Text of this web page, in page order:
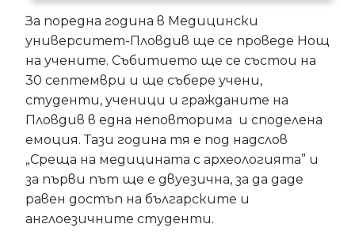
За поредна година в Медицински
университет-Пловдив ще се проведе Нощ
на учените. Събитието ще се състои на
30 септември и ще събере учени,
студенти, ученици и гражданите на
Пловдив в една неповторима и споделена
емоция. Тази година тя е под надслов
„Среща на медицината с археологията” и
за първи път ще е двуезична, за да даде
равен достъп на българските и
англоезичните студенти.